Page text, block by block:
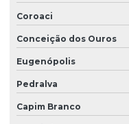
Coroaci
Conceição dos Ouros
Eugenópolis
Pedralva
Capim Branco